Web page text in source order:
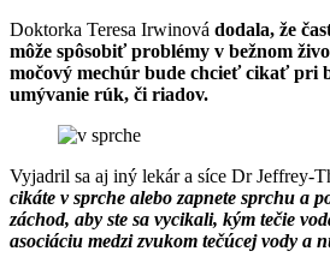
Doktorka Teresa Irwinová dodala, že
môže spôsobiť problémy v bežnom
močový mechúr bude chcieť cikať pri
umývanie rúk, či riadov.
Vyjadril sa aj iný lekár a síce Dr Jeffrey-
cikáte v sprche alebo zapnete sprchu a
záchod, aby ste sa vycikali, kým tečie
asociáciu medzi zvukom tečúcej vody